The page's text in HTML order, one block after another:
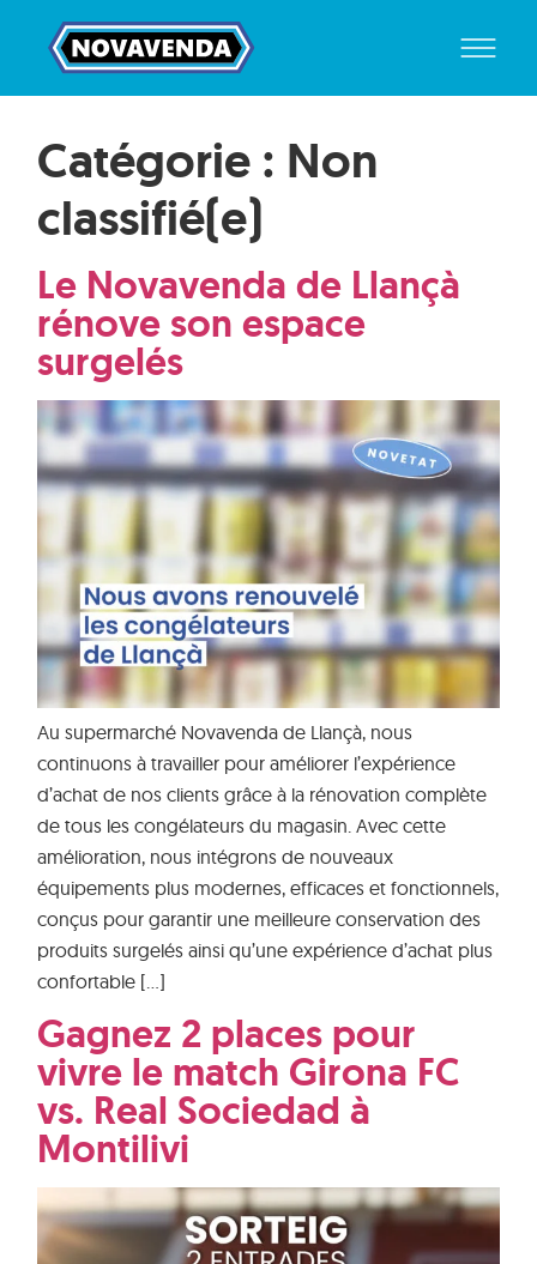
Catégorie : Non
classifié(e)
Le Novavenda de Llançà
rénove son espace
surgelés
Au supermarché Novavenda de Llançà, nous
continuons à travailler pour améliorer l’expérience
d’achat de nos clients grâce à la rénovation complète
de tous les congélateurs du magasin. Avec cette
amélioration, nous intégrons de nouveaux
équipements plus modernes, efficaces et fonctionnels,
conçus pour garantir une meilleure conservation des
produits surgelés ainsi qu’une expérience d’achat plus
confortable […]
Gagnez 2 places pour
vivre le match Girona FC
vs. Real Sociedad à
Montilivi